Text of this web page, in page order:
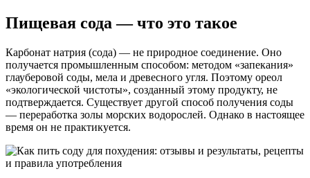
Пищевая сода — что это такое
Карбонат натрия (сода) — не природное соединение. Оно
получается промышленным способом: методом «запекания»
глауберовой соды, мела и древесного угля. Поэтому ореол
«экологической чистоты», созданный этому продукту, не
подтверждается. Существует другой способ получения соды
— переработка золы морских водорослей. Однако в настоящее
время он не практикуется.